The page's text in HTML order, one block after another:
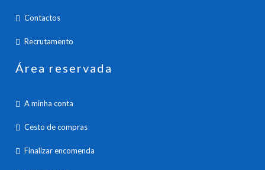
Contactos
Recrutamento
Área reservada
A minha conta
Cesto de compras
Finalizar encomenda